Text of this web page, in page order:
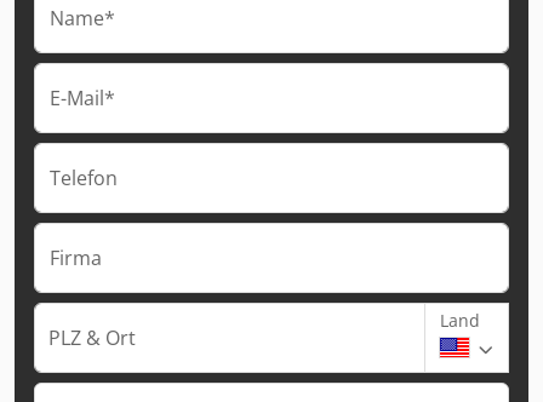
Name*
E-Mail*
Telefon
Firma
PLZ & Ort
Land